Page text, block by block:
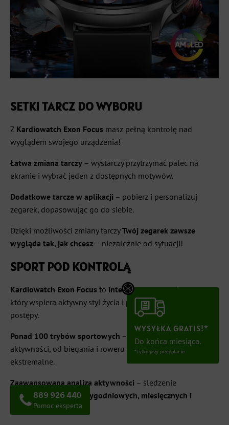
SETKI TARCZ DO WYBORU
Z Kardiowatch Exon Focus masz pełną kontrolę nad
wyglądem swojego urządzenia!
Łatwa zmiana tarczy – wystarczy przytrzymać palec na
ekranie i wybrać jeden z dostępnych motywów.
Dodatkowe tarcze w aplikacji – pobierz i personalizuj
zegarek, dopasowując go do siebie.
Dzięki możliwości zmiany tarczyTwój zegarek zawsze
wygląda tak, jak chcesz – niezależnie od sytuacji!
SPORT POD KONTROLĄ
Kardiowatch Exon Focus to inteligentny zegarek sportowy,
który wspiera aktywny styl życia i pomaga śledzić Twoje
postępy.
Ponad 100 trybów sportowych – monitorowanie
aktywności, od biegania i roweru po jogę i sporty
ekstremalne.
Zaawansowana analiza aktywności – śledzenie
postępówdziennych, tygodniowych, miesięcznych i
rocznychw aplikacji.
WYSYŁKA GRATIS!*
Do końca miesiąca.
*Tylko przy przedpłacie
889 926 440
Pomoc eksperta